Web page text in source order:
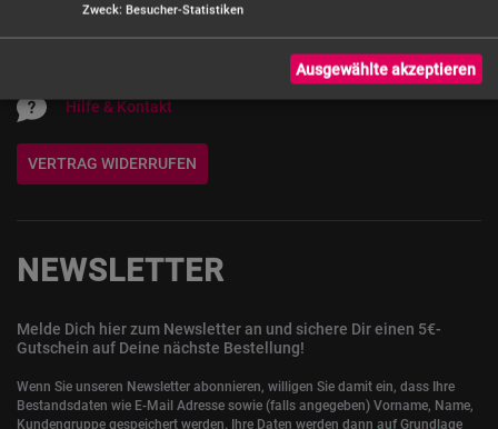
Hilfe & Kontakt
VERTRAG WIDERRUFEN
NEWSLETTER
Melde Dich hier zum Newsletter an und sichere Dir einen 5€-
Gutschein auf Deine nächste Bestellung!
Wenn Sie unseren Newsletter abonnieren, willigen Sie damit ein, dass Ihre
Bestandsdaten wie E-Mail Adresse sowie (falls angegeben) Vorname, Name,
Kundengruppe gespeichert werden. Ihre Daten werden dann auf Grundlage
Zweck: Besucher-Statistiken
Ausgewählte akzeptieren